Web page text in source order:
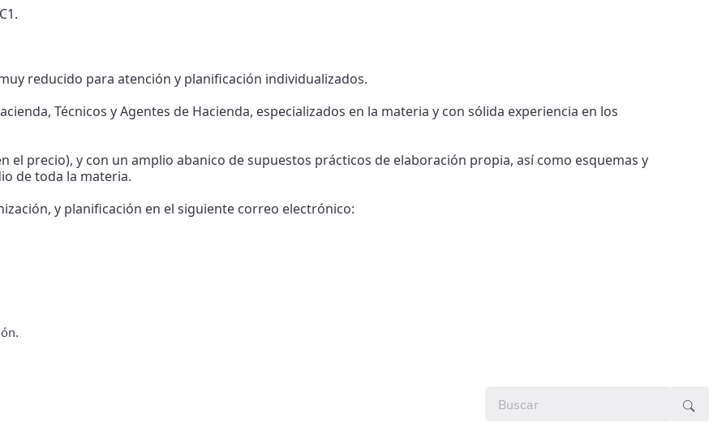
reducido para atención y planificación individualizados.
Técnicos y Agentes de Hacienda, especializados en la materia y con sólida experiencia en los
precio), y con un amplio abanico de supuestos prácticos de elaboración propia, así como esquemas y
de toda la materia.
y planificación en el siguiente correo electrónico: